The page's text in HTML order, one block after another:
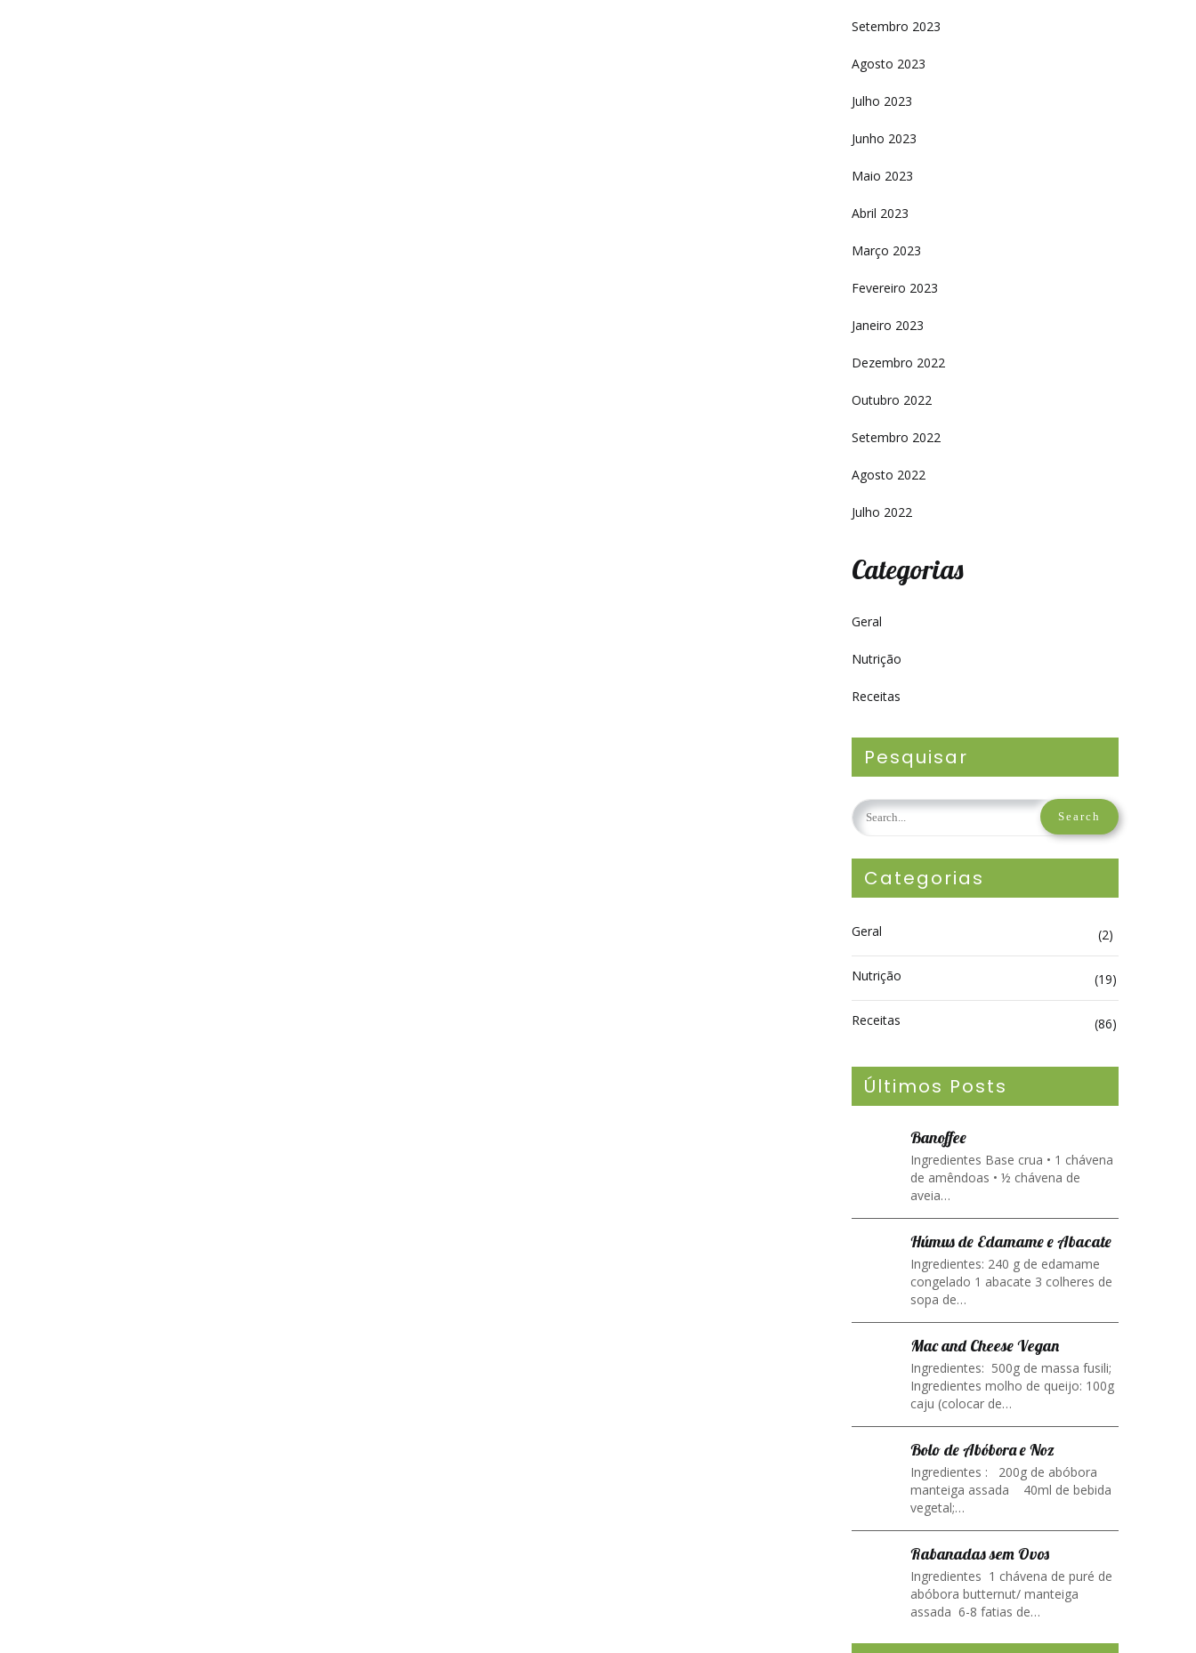
Setembro 2023
Agosto 2023
Julho 2023
Junho 2023
Maio 2023
Abril 2023
Março 2023
Fevereiro 2023
Janeiro 2023
Dezembro 2022
Outubro 2022
Setembro 2022
Agosto 2022
Julho 2022
Categorias
Geral
Nutrição
Receitas
Pesquisar
Categorias
Geral (2)
Nutrição (19)
Receitas (86)
Últimos Posts
Banoffee
Ingredientes Base crua • 1 chávena
de amêndoas • ½ chávena de
aveia…
Húmus de Edamame e Abacate
Ingredientes: 240 g de edamame
congelado 1 abacate 3 colheres de
sopa de…
Mac and Cheese Vegan
Ingredientes: 500g de massa fusili;
Ingredientes molho de queijo: 100g
caju (colocar de…
Bolo de Abóbora e Noz
Ingredientes : 200g de abóbora
manteiga assada 40ml de bebida
vegetal;…
Rabanadas sem Ovos
Ingredientes 1 chávena de puré de
abóbora butternut/ manteiga
assada 6-8 fatias de…